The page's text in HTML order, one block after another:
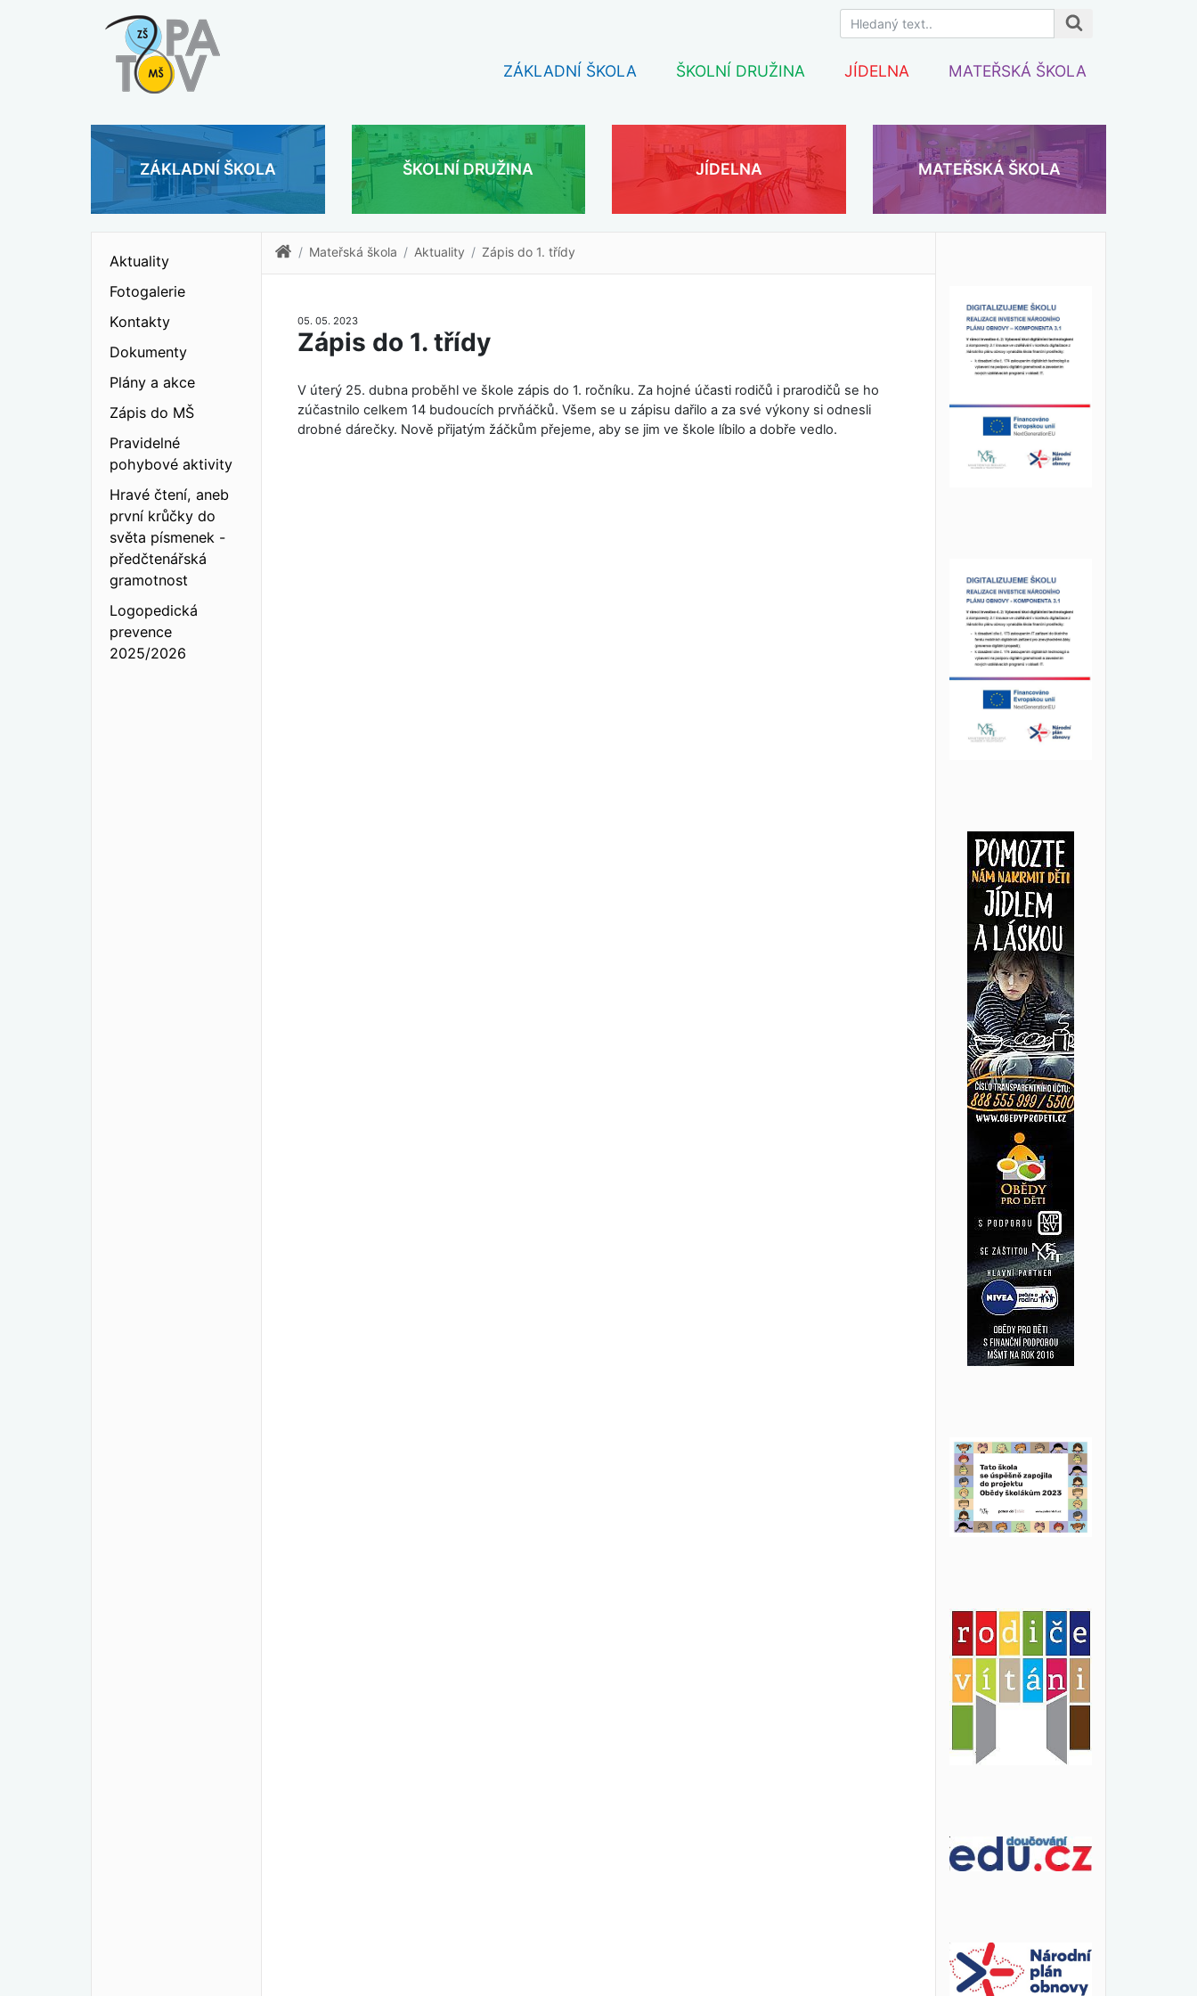
ZÁKLADNÍ ŠKOLA ŠKOLNÍ DRUŽINA JÍDELNA MATEŘSKÁ ŠKOLA
ZÁKLADNÍ ŠKOLA ŠKOLNÍ DRUŽINA JÍDELNA MATEŘSKÁ ŠKOLA
Aktuality
Fotogalerie
Kontakty
Dokumenty
Plány a akce
Zápis do MŠ
Pravidelné
pohybové aktivity
Hravé čtení, aneb
první krůčky do
světa písmenek -
předčtenářská
gramotnost
Logopedická
prevence
2025/2026
Mateřská škola Aktuality Zápis do 1. třídy
05. 05. 2023
Zápis do 1. třídy
V úterý 25. dubna proběhl ve škole zápis do 1. ročníku. Za hojné účasti rodičů i prarodičů se ho
zúčastnilo celkem 14 budoucích prvňáčků. Všem se u zápisu dařilo a za své výkony si odnesli
drobné dárečky. Nově přijatým žáčkům přejeme, aby se jim ve škole líbilo a dobře vedlo.